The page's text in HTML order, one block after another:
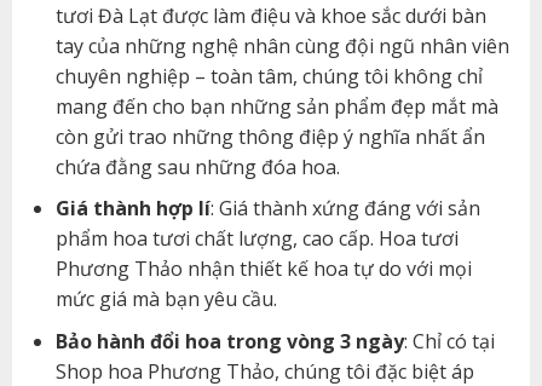
tươi Đà Lạt được làm điệu và khoe sắc dưới bàn
tay của những nghệ nhân cùng đội ngũ nhân viên
chuyên nghiệp – toàn tâm, chúng tôi không chỉ
mang đến cho bạn những sản phẩm đẹp mắt mà
còn gửi trao những thông điệp ý nghĩa nhất ẩn
chứa đằng sau những đóa hoa.
Giá thành hợp lí: Giá thành xứng đáng với sản
phẩm hoa tươi chất lượng, cao cấp. Hoa tươi
Phương Thảo nhận thiết kế hoa tự do với mọi
mức giá mà bạn yêu cầu.
Bảo hành đổi hoa trong vòng 3 ngày: Chỉ có tại
Shop hoa Phương Thảo, chúng tôi đặc biệt áp